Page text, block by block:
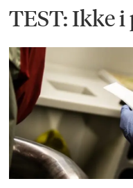
TEST: Ikke i